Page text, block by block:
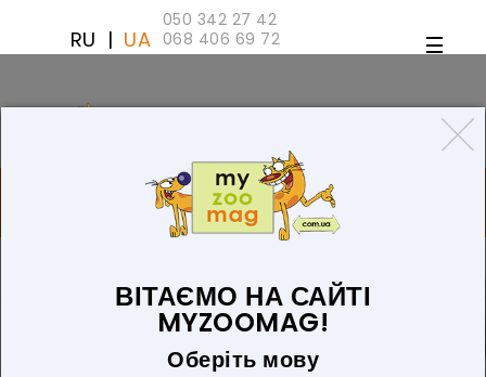
050 342 27 42
068 406 69 72
RU | UA
ТОВАРИ ДЛЯ КІШОК
БЛОГ
ПРО НАС
ТОВАРІВ 0 (0 ГРН)
ВІТАЄМО НА САЙТІ
MYZOOMAG!
Оберіть мову